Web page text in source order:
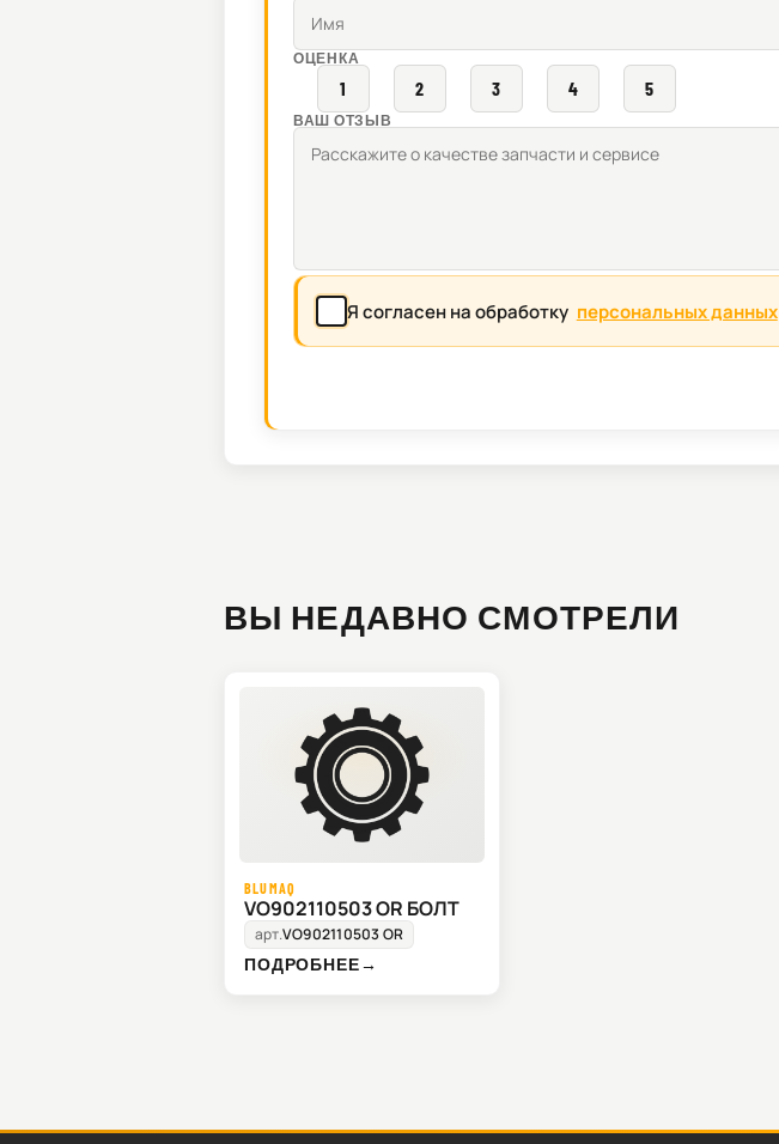
ОЦЕНКА
1 2 3 4 5
ВАШ ОТЗЫВ
Я согласен на обработку персональных данных
ВЫ НЕДАВНО СМОТРЕЛИ
BLUMAQ
VO902110503 OR БОЛТ
арт.VO902110503 OR
ПОДРОБНЕЕ→